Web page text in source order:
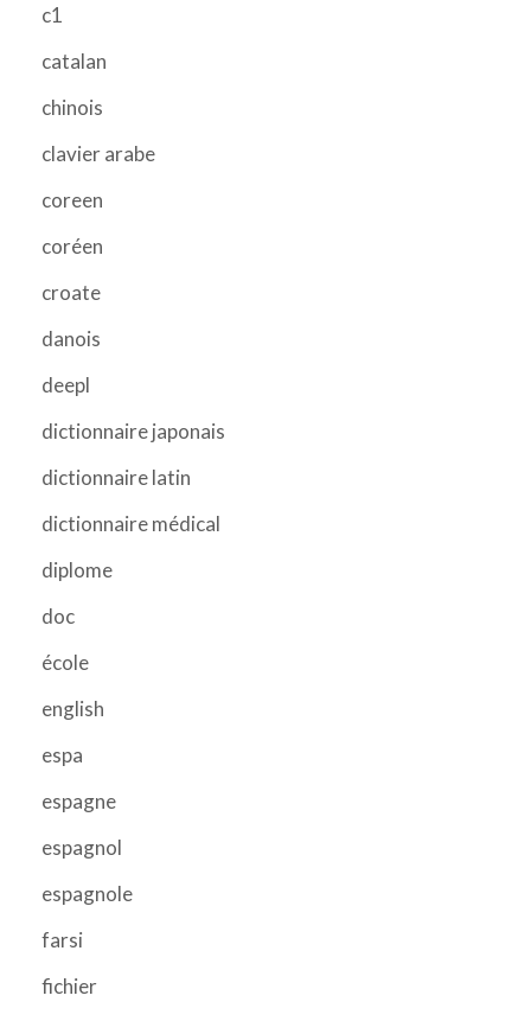
c1
catalan
chinois
clavier arabe
coreen
coréen
croate
danois
deepl
dictionnaire japonais
dictionnaire latin
dictionnaire médical
diplome
doc
école
english
espa
espagne
espagnol
espagnole
farsi
fichier